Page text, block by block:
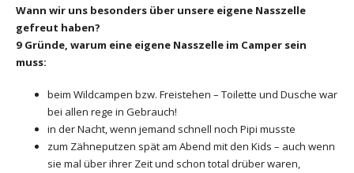
Wann wir uns besonders über unsere eigene Nasszelle
gefreut haben?
9 Gründe, warum eine eigene Nasszelle im Camper sein
muss:
beim Wildcampen bzw. Freistehen – Toilette und Dusche war
bei allen rege in Gebrauch!
in der Nacht, wenn jemand schnell noch Pipi musste
zum Zähneputzen spät am Abend mit den Kids – auch wenn
sie mal über ihrer Zeit und schon total drüber waren,